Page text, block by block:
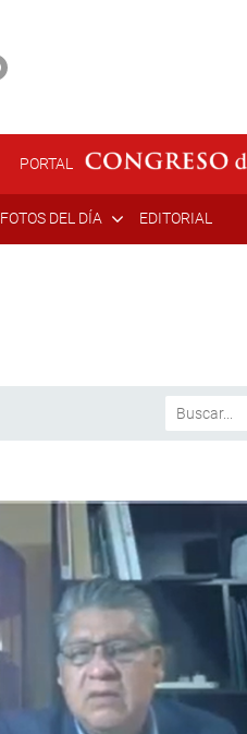
PORTAL
FOTOS DEL DÍA EDITORIAL